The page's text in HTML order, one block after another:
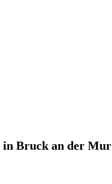
in Bruck an der Mur